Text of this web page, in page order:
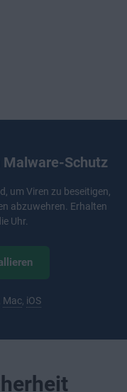
Malware-Schutz
um Viren zu beseitigen,
abzuwehren. Erhalten
Uhr.
Mac, iOS